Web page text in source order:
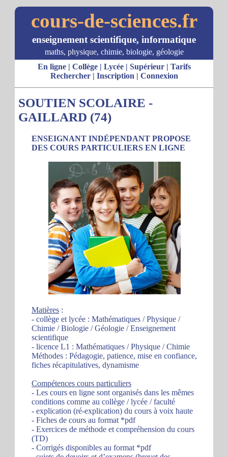
cours-de-sciences.fr
enseignement scientifique, informatique
maths, physique, chimie, biologie, géologie
En ligne| Collège| Lycée| Supérieur| Tarifs
Rechercher| Inscription | Connexion
SOUTIEN SCOLAIRE -
GAILLARD (74)
ENSEIGNANT INDÉPENDANT PROPOSE
DES COURS PARTICULIERS EN LIGNE
Matières :
- collège et lycée : Mathématiques / Physique /
Chimie / Biologie / Géologie / Enseignement
scientifique
- licence L1 : Mathématiques / Physique / Chimie
Méthodes : Pédagogie, patience, mise en confiance,
fiches récapitulatives, dynamisme
Compétences cours particuliers
- Les cours en ligne sont organisés dans les mêmes
conditions comme au collège / lycée / faculté
- explication (ré-explication) du cours à voix haute
- Fiches de cours au format *pdf
- Exercices de méthode et compréhension du cours
(TD)
- Corrigés disponibles au format *pdf